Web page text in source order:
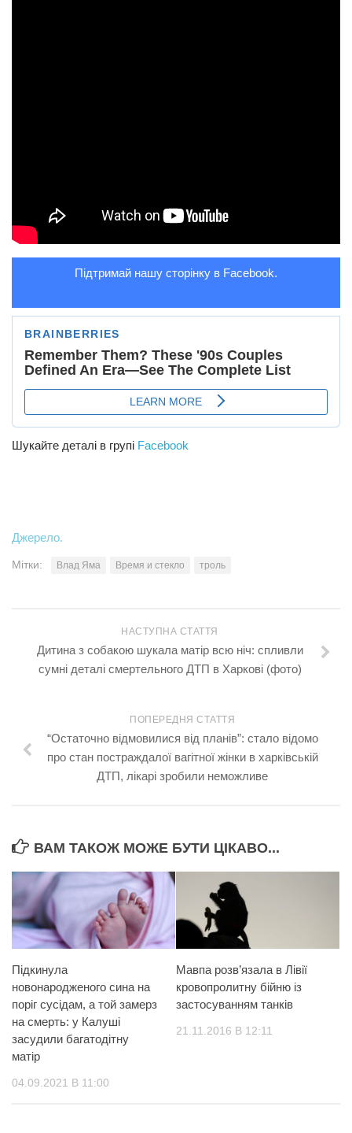
Підтримай нашу сторінку в Facebook.
Шукайте деталі в групі Facebook
Джерело.
Мітки: Влад Яма Время и стекло троль
НАСТУПНА СТАТТЯ
Дитина з собакою шукала матір всю ніч: спливли
сумні деталі cмepтeльного ДTП в Харкові (фото)
ПОПЕРЕДНЯ СТАТТЯ
“Остаточно відмовилися від планів”: стало відомо
про стан постраждалої вагітної жінки в харківській
ДТП, лікарі зробили неможливе
ВАМ ТАКОЖ МОЖЕ БУТИ ЦІКАВО...
Підкинула
новонародженого сина на
поріг сусідам, а той замерз
на смерть: у Калуші
засудили багатодітну
матір
04.09.2021 В 11:00
Мавпа розв’язала в Лівії
кровопролитну бійню із
застосуванням танків
21.11.2016 В 12:11